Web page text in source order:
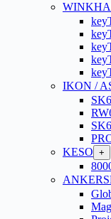
IKON /
KESO +